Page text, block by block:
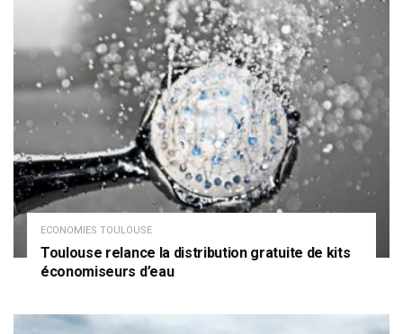
ECONOMIES TOULOUSE
Toulouse relance la distribution gratuite de kits
économiseurs d’eau